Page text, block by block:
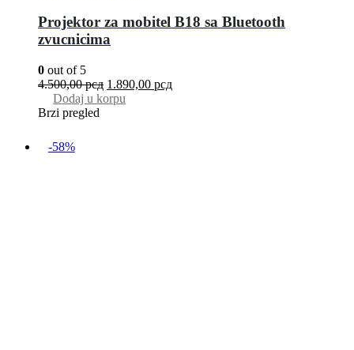
Projektor za mobitel B18 sa Bluetooth
zvucnicima
0 out of 5
4.500,00рсд 1.890,00 рсд
Dodaj u korpu
Brzi pregled
-58%